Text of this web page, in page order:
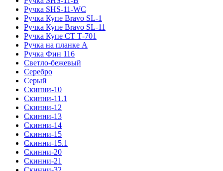
Ручка SHS-11-WC
Ручка Купе Bravo SL-1
Ручка Купе Bravo SL-11
Ручка Купе СТ Т-701
Ручка на планке А
Ручка Фин 116
Светло-бежевый
Серебро
Серый
Скинни-10
Скинни-11.1
Скинни-12
Скинни-13
Скинни-14
Скинни-15
Скинни-15.1
Скинни-20
Скинни-21